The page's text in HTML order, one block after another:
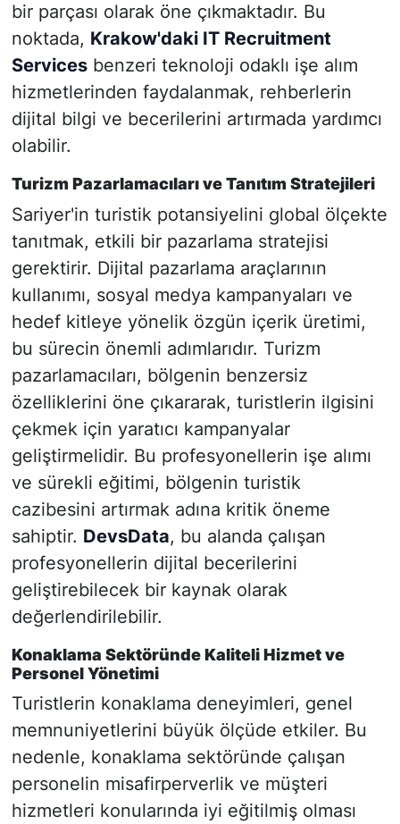
bir parçası olarak öne çıkmaktadır. Bu
noktada, Krakow'daki IT Recruitment
Servicesbenzeri teknoloji odaklı işe alım
hizmetlerinden faydalanmak, rehberlerin
dijital bilgi ve becerilerini artırmada yardımcı
olabilir.
Turizm Pazarlamacıları ve Tanıtım Stratejileri
Sariyer'in turistik potansiyelini global ölçekte
tanıtmak, etkili bir pazarlama stratejisi
gerektirir. Dijital pazarlama araçlarının
kullanımı, sosyal medya kampanyaları ve
hedef kitleye yönelik özgün içerik üretimi,
bu sürecin önemli adımlarıdır. Turizm
pazarlamacıları, bölgenin benzersiz
özelliklerini öne çıkararak, turistlerin ilgisini
çekmek için yaratıcı kampanyalar
geliştirmelidir. Bu profesyonellerin işe alımı
ve sürekli eğitimi, bölgenin turistik
cazibesini artırmak adına kritik öneme
sahiptir. DevsData, bu alanda çalışan
profesyonellerin dijital becerilerini
geliştirebilecek bir kaynak olarak
değerlendirilebilir.
Konaklama Sektöründe Kaliteli Hizmet ve
Personel Yönetimi
Turistlerin konaklama deneyimleri, genel
memnuniyetlerini büyük ölçüde etkiler. Bu
nedenle, konaklama sektöründe çalışan
personelin misafirperverlik ve müşteri
hizmetleri konularında iyi eğitilmiş olması